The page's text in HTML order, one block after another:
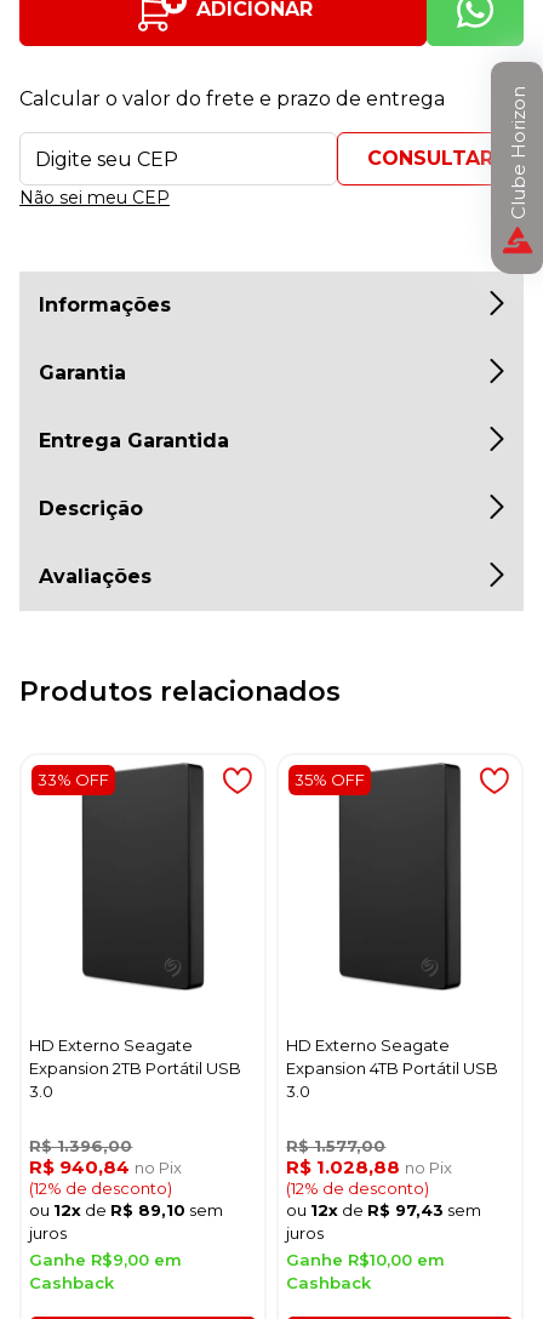
ADICIONAR
Calcular o valor do frete e prazo de entrega
Não sei meu CEP
Informações
Garantia
Entrega Garantida
Descrição
Avaliações
Produtos relacionados
33% OFF
HD Externo Seagate
Expansion 2TB Portátil USB
3.0
R$ 1.396,00
R$ 940,84 no Pix
(12% de desconto)
ou 12x de R$ 89,10 sem
juros
Ganhe R$9,00 em
Cashback
35% OFF
HD Externo Seagate
Expansion 4TB Portátil USB
3.0
R$ 1.577,00
R$ 1.028,88 no Pix
(12% de desconto)
ou 12x de R$ 97,43 sem
juros
Ganhe R$10,00 em
Cashback
Clube Horizon